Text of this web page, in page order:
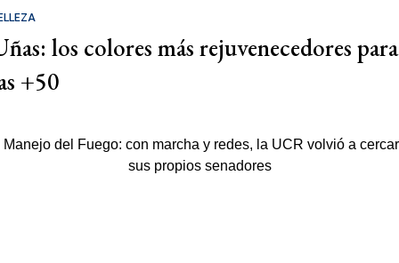
los colores más rejuvenecedores para
+50